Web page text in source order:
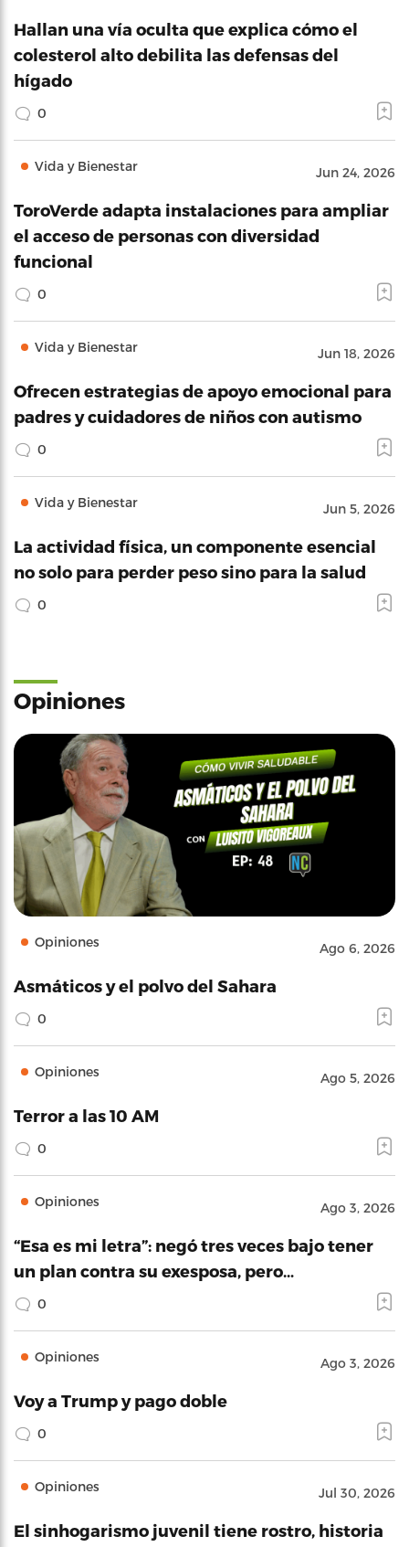
Hallan una vía oculta que explica cómo el
colesterol alto debilita las defensas del
hígado
0
Vida y Bienestar Jun 24, 2026
ToroVerde adapta instalaciones para ampliar
el acceso de personas con diversidad
funcional
0
Vida y Bienestar Jun 18, 2026
Ofrecen estrategias de apoyo emocional para
padres y cuidadores de niños con autismo
0
Vida y Bienestar Jun 5, 2026
La actividad física, un componente esencial
no solo para perder peso sino para la salud
0
Opiniones
Opiniones Ago 6, 2026
Asmáticos y el polvo del Sahara
0
Opiniones Ago 5, 2026
Terror a las 10 AM
0
Opiniones Ago 3, 2026
“Esa es mi letra”: negó tres veces bajo tener
un plan contra su exesposa, pero…
0
Opiniones Ago 3, 2026
Voy a Trump y pago doble
0
Opiniones Jul 30, 2026
El sinhogarismo juvenil tiene rostro, historia